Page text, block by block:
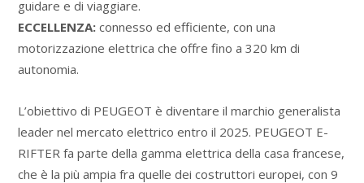
guidare e di viaggiare.
ECCELLENZA:connesso ed efficiente, con una
motorizzazione elettrica che offre fino a 320 km di
autonomia.
L’obiettivo di PEUGEOT è diventare il marchio generalista
leader nel mercato elettrico entro il 2025. PEUGEOT E-
RIFTER fa parte della gamma elettrica della casa francese,
che è la più ampia fra quelle dei costruttori europei, con 9